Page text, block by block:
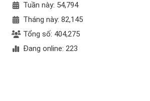
Tuần này: 54,794
Tháng này: 82,145
Tổng số: 404,275
Đang online: 223